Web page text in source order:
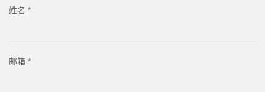
姓名 *
邮箱 *